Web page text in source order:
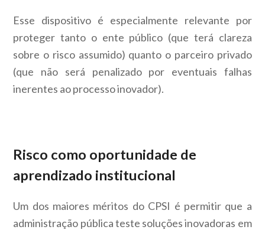
Esse dispositivo é especialmente relevante por
proteger tanto o ente público (que terá clareza
sobre o risco assumido) quanto o parceiro privado
(que não será penalizado por eventuais falhas
inerentes ao processo inovador).
Risco como oportunidade de
aprendizado institucional
Um dos maiores méritos do CPSI é permitir que a
administração pública teste soluções inovadoras em